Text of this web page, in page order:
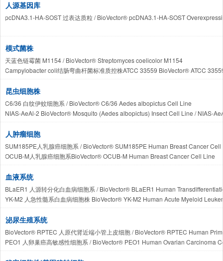
p423-Gal 酵母表达质粒载体 BioVector® p423-Gal Yeast Expression Vector
pPIC6 毕赤酵母表达质粒载体 BioVector® pPIC6 Pichia pastoris Expression
p112A1NE BioVector® High-Copy Yeast Expression and Functional
p112A1NE (Yp112) BioVector® Yeast High-Copy Complementation Vector
pYE22m BioVector® Yeast Expression and Heterologous Complementation
pYX222 BioVector® High-Copy Yeast Expression Vector / pYX222 高拷贝酵母表
人源基因库
pcDNA3.1-HA-SOST 过表达质粒 / BioVector® pcDNA3.1-HA-SOST
模式菌株
天蓝色链霉菌 M1154 / BioVector® Streptomyces coelicolor M1154
Campylobacter coli结肠弯曲杆菌标准质控株ATCC 33559 BioVector® ATCC
昆虫细胞株
C6/36 白纹伊蚊细胞系 / BioVector® C6/36 Aedes albopictus Cell Line
NIAS-AeAl-2 BioVector® Mosquito (Aedes albopictus) Insect Cell Line / NIAS-
人肿瘤细胞
SUM185PE人乳腺癌细胞系 / BioVector® SUM185PE Human Breast Cancer Cell
OCUB-M人乳腺癌细胞系BioVector® OCUB-M Human Breast Cancer Cell Line
SK-MEL-207 人皮肤黑色素瘤细胞系 / BioVector® SK-MEL-207 Human
BioVector® SK-MEL-263 / Mel 263 人皮肤黑色素瘤细胞系 / Human Cutaneous
MEL263 人黑色素瘤细胞 BioVector® MEL263 Human Melanoma Cell Line
Hep-12 人肝细胞癌复发株（富含肿瘤起始细胞） BioVector® Hep-12 Human
Mero-48a 人胸膜双相型恶性间皮瘤细胞BioVector® Mero-48a Human Pleural
GLC-82 人肺腺癌细胞株 BioVector® GLC-82 Human Lung Adenocarcinoma
GLC-2 人小细胞肺癌细胞株 BioVector® GLC-2 Human Small Cell Lung
Mel202 (M202) BioVector® Human Uveal Melanoma Cell Line / Mel202 (M202)
血液系统
BLaER1 人源转分化白血病细胞系 / BioVector® BLaER1 Human
YK-M2 人急性髓系白血病细胞株 BioVector® YK-M2 Human Acute Myeloid
RBL30 大鼠嗜碱性粒细胞白血病细胞株 BioVector® RBL30 Rat Basophilic
KCl-MOH1 BioVector® 人类髓系白血病细胞株
YK-M2 BioVector® 人急性单核细胞白血病细胞系 / BioVector® YK-M2 Human
KIS-1 BioVector®人弥漫大黑 B 细胞淋巴瘤细胞系 / BioVector® KIS-1 Human
泌尿生殖系统
BioVector® RPTEC 人原代肾近端小管上皮细胞 / BioVector® RPTEC Human
PEO1 人卵巢癌高敏感性细胞系 / BioVector® PEO1 Human Ovarian Carcinoma